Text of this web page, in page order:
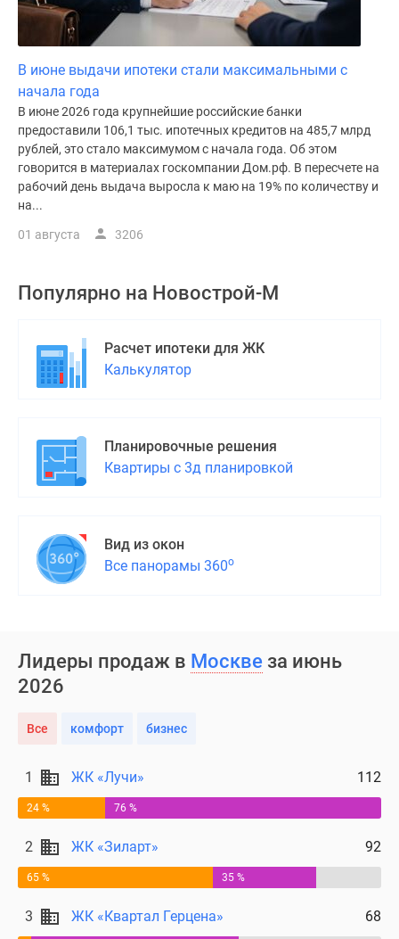
В июне выдачи ипотеки стали максимальными с
начала года
В июне 2026 года крупнейшие российские банки
предоставили 106,1 тыс. ипотечных кредитов на 485,7 млрд
рублей, это стало максимумом с начала года. Об этом
говорится в материалах госкомпании Дом.рф. В пересчете на
рабочий день выдача выросла к маю на 19% по количеству и
на...
01 августа 3206
Популярно на Новострой-М
Расчет ипотеки для ЖК
Калькулятор
Планировочные решения
Квартиры с 3д планировкой
Вид из окон
Все панорамы 360о
Лидеры продаж в Москве за июнь
2026
Все комфорт бизнес
1 ЖК «Лучи» 112
24 % 76 %
2 ЖК «Зиларт» 92
65 % 35 %
3 ЖК «Квартал Герцена» 68